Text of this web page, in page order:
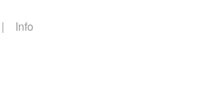
Info